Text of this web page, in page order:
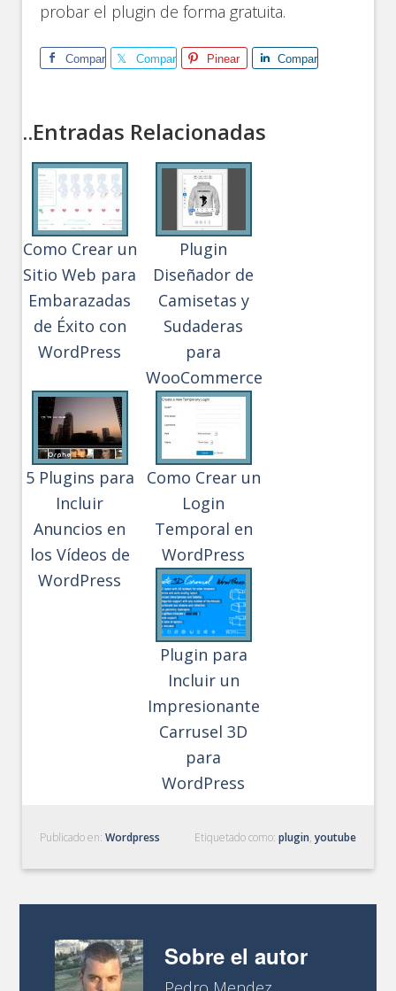
probar el plugin de forma gratuita.
Comparte Comparte Pinear Comparte
..Entradas Relacionadas
Como Crear un
Sitio Web para
Embarazadas
de Éxito con
WordPress
Plugin
Diseñador de
Camisetas y
Sudaderas
para
WooCommerce
5 Plugins para
Incluir
Anuncios en
los Vídeos de
WordPress
Como Crear un
Login
Temporal en
WordPress
Plugin para
Incluir un
Impresionante
Carrusel 3D
para
WordPress
Publicado en:Wordpress Etiquetado como: plugin, youtube
Sobre el autor